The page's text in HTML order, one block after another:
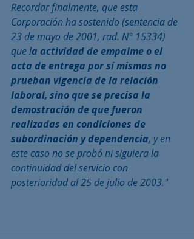
Recordar finalmente, que esta
Corporación ha sostenido (sentencia de
23 de mayo de 2001, rad. N° 15334)
que la actividad de empalme o el
acta de entrega por sí mismas no
prueban vigencia de la relación
laboral, sino que se precisa la
demostración de que fueron
realizadas en condiciones de
subordinación y dependencia, y en
este caso no se probó ni siguiera la
continuidad del servicio con
posterioridad al 25 de julio de 2003."